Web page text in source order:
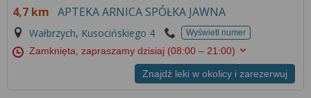
4,7 km APTEKA ARNICA SPÓŁKA JAWNA
Wałbrzych, Kusocińskiego 4 Wyświetl numer
Zamknięta, zapraszamy dzisiaj (08:00 – 21:00)
Znajdź leki w okolicy i zarezerwuj